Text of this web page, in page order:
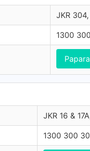
JKR
1300
JKR 16 &
1300 300